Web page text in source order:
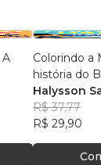
Colorindo a
história do
Samaritano
Halysson
R$ 37,77
R$ 29,90